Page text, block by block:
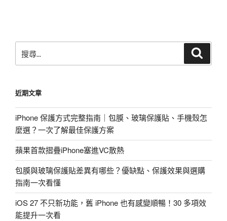
尋
字:
近期文章
iPhone 保護方式完整指南｜包膜、玻璃保護貼、手機殼怎
麼選？一次了解最佳保護方案
蘋果首款摺疊iPhone塞進VC散熱
包膜與玻璃保護貼差異有哪些？優缺點、保護效果與選購
指南一次看懂
iOS 27 不只新功能，舊 iPhone 也有感變順暢！30 多項效
能提升一次看